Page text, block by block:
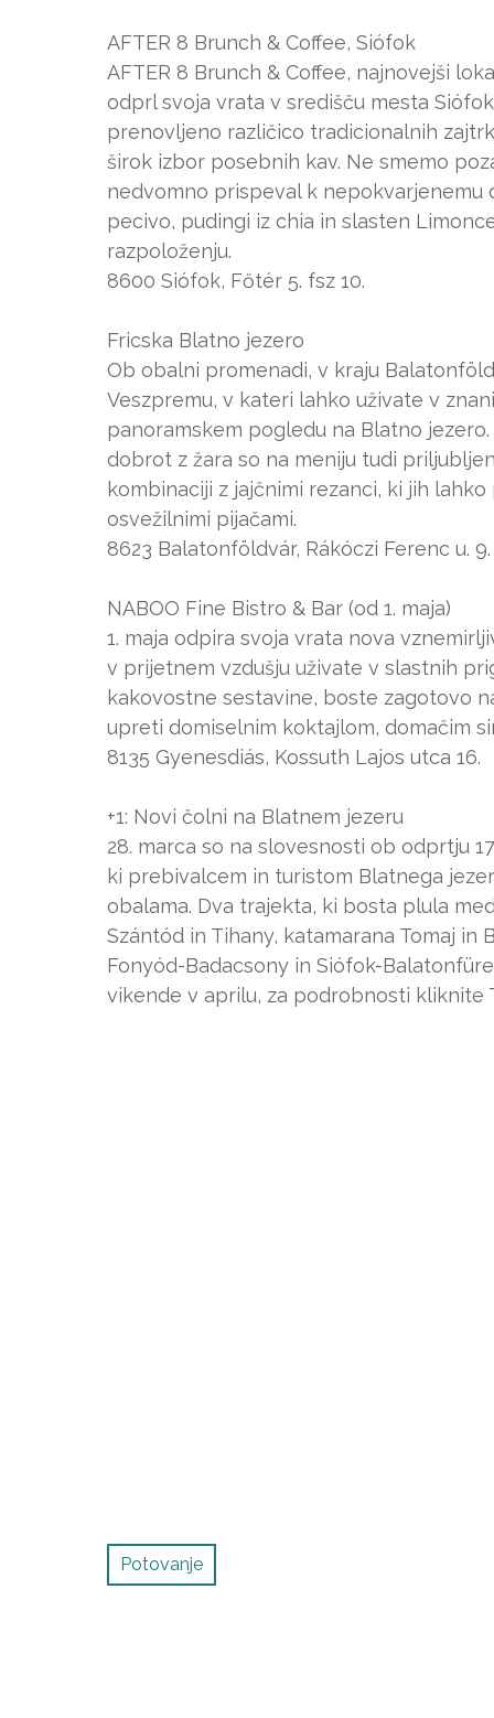
AFTER 8 Brunch & Coffee, Siófok
AFTER 8 Brunch & Coffee, najnovejši
odprl svoja vrata v središču mesta
prenovljeno različico tradicionalnih
širok izbor posebnih kav. Ne smemo
nedvomno prispeval k nepokvarjenemu
pecivo, pudingi iz chia in slasten
razpoloženju.
8600 Siófok, Főtér 5. fsz 10.
Fricska Blatno jezero
Ob obalni promenadi, v kraju
Veszpremu, v kateri lahko uživate v
panoramskem pogledu na Blatno
dobrot z žara so na meniju tudi
kombinaciji z jajčnimi rezanci, ki jih
osvežilnimi pijačami.
8623 Balatonföldvár, Rákóczi Ferenc u. 9.
NABOO Fine Bistro & Bar (od 1. maja)
1. maja odpira svoja vrata nova
v prijetnem vzdušju uživate v slastnih
kakovostne sestavine, boste zagotovo
upreti domiselnim koktajlom, domačim
8135 Gyenesdiás, Kossuth Lajos utca 16.
+1: Novi čolni na Blatnem jezeru
28. marca so na slovesnosti ob odprtju
ki prebivalcem in turistom Blatnega
obalama. Dva trajekta, ki bosta plula
Szántód in Tihany, katamarana Tomaj
Fonyód-Badacsony in Siófok-
vikende v aprilu, za podrobnosti kliknite
Potovanje